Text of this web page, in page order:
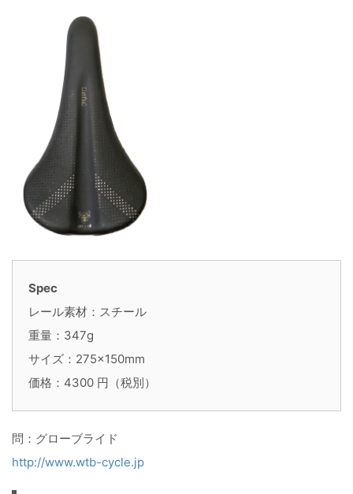
Spec
レール素材：スチール
重量：347g
サイズ：275×150mm
価格：4300 円（税別）
問：グローブライド
http://www.wtb-cycle.jp